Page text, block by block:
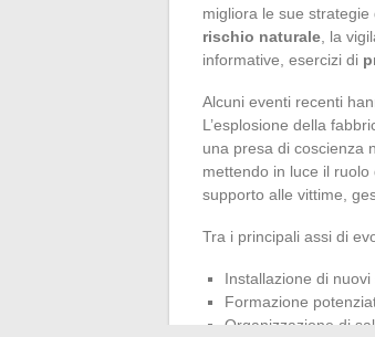
migliora le sue strategie
rischio naturale , la
informative, esercizi di
Alcuni eventi recenti
L’esplosione della
una presa di coscienza
mettendo in luce il
supporto alle vittime,
Tra i principali assi di
Installazione di
Formazione
Organizzazione di